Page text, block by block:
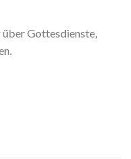
Gottesdienste,